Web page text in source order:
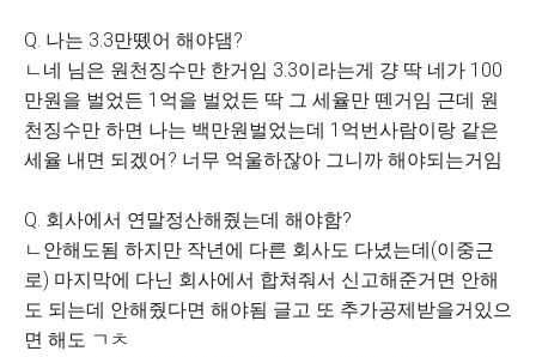
Q. 나는 3.3만뗐어 해야댐?
ㄴ네 님은 원천징수만 한거임 3.3이라는게 걍 딱 네가 100
만원을 벌었든 1억을 벌었든 딱 그 세율만 뗀거임 근데 원
천징수만 하면 나는 백만원벌었는데 1억번사람이랑 같은
세율 내면 되겠어? 너무 억울하잖아 그니까 해야되는거임
Q. 회사에서 연말정산해줬는데 해야함?
ㄴ안해도됨 하지만 작년에 다른 회사도 다녔는데(이중근
로) 마지막에 다닌 회사에서 합쳐줘서 신고해준거면 안해
도 되는데 안해줬다면 해야됨 글고 또 추가공제받을거있으
면 해도 ㄱㅊ